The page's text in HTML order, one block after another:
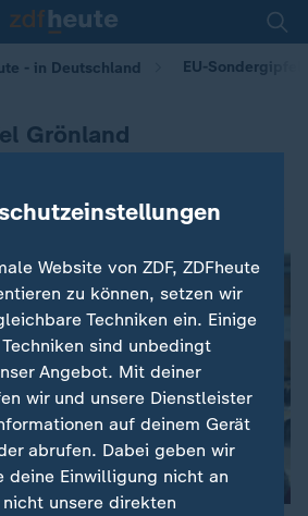
- in Deutschland EU-Sondergipfel
Grönland
Website von ZDF, ZDFheute
zu können, setzen wir
Techniken ein. Einige
sind unbedingt
Angebot. Mit deiner
wir und unsere Dienstleister
auf deinem Gerät
abrufen. Dabei geben wir
deine Einwilligung nicht an
unsere direkten